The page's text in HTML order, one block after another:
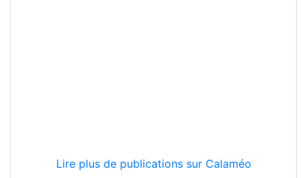
Lire plus de publications sur Calaméo